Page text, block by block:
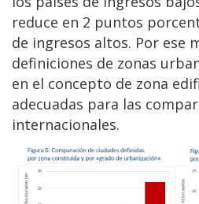
reduce en 2 puntos
de ingresos altos. Por ese
definiciones de zonas
en el concepto de zona
adecuadas para las
internacionales.